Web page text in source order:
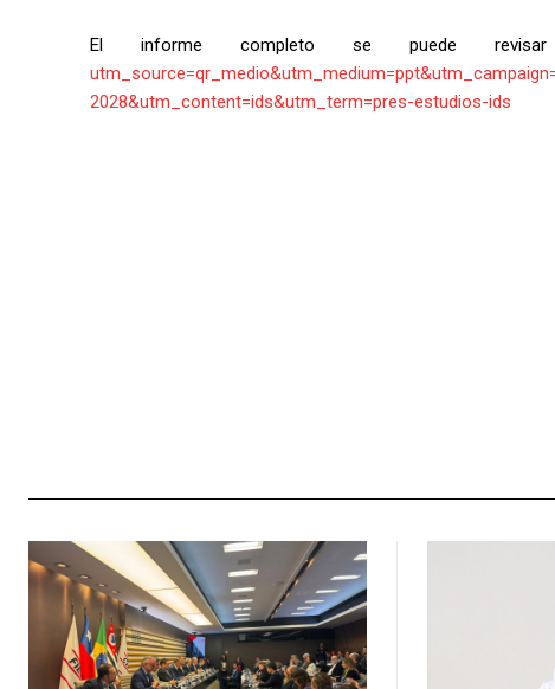
El informe completo se puede
2028&utm_content=ids&utm_term=pres-estudios-ids